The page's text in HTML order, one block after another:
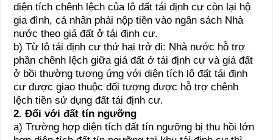
diện tích chênh lệch của lô đất tái định cư còn lại hộ
gia đình, cá nhân phải nộp tiền vào ngân sách Nhà
nước theo giá đất ở tái định cư.
b) Từ lô tái định cư thứ hai trở đi: Nhà nước hỗ trợ
phần chênh lệch giữa giá đất ở tái định cư và giá đất
ở bồi thường tương ứng với diện tích lô đất tái định
cư được giao thuộc đối tượng được hỗ trợ chênh
lệch tiền sử dụng đất tái định cư.
2. Đối với đất tín ngưỡng
a) Trường hợp diện tích đất tín ngưỡng bị thu hồi lớn